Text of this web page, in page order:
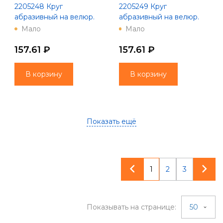
2205248 Круг
абразивный на велюр.
осн., зер. 220, 5шт., Ø125,
Мало
157.61 ₽
В корзину
2205249 Круг
абразивный на велюр.
осн., зер. 320, 5шт., Ø125,
Мало
157.61 ₽
В корзину
Показать ещё
1 2 3
Показывать на странице: 50